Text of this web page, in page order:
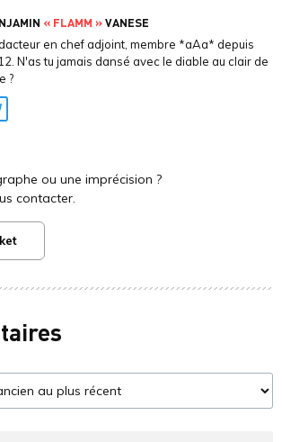
« FLAMM »VANESE
en chef adjoint, membre *aAa* depuis
N'as tu jamais dansé avec le diable au clair de
?
ou une imprécision ?
contacter.